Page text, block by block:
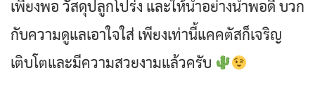
เพียงพอ วัสดุปลูกโปร่ง และให้น้ำอย่างน้ำพอดี บวก
กับความดูแลเอาใจใส่ เพียงเท่านี้แคคตัสก็เจริญ
เติบโตและมีความสวยงามแล้วครับ